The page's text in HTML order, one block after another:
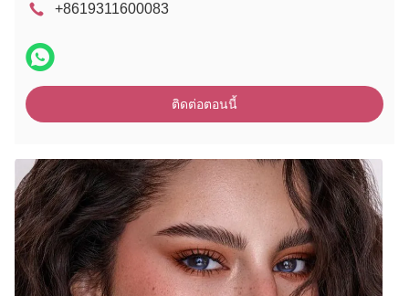
+8619311600083
ติดต่อตอนนี้